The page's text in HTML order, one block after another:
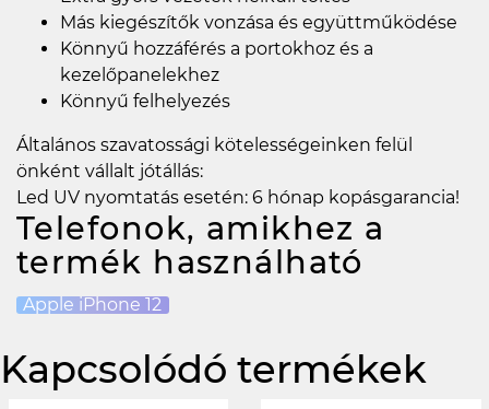
Más kiegészítők vonzása és együttműködése
Könnyű hozzáférés a portokhoz és a
kezelőpanelekhez
Könnyű felhelyezés
Általános szavatossági kötelességeinken felül
önként vállalt jótállás:
Led UV nyomtatás esetén: 6 hónap kopásgarancia!
Telefonok, amikhez a
termék használható
Apple iPhone 12
Kapcsolódó termékek